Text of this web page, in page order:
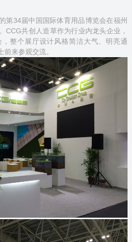
第34届中国国际体育用品博览会在福州
CCG共创人造草作为行业内龙头企业，
整个展厅设计风格简洁大气、明亮通
来参观交流。